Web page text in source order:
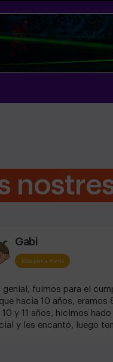
Gabi
Jocs per a nens
genial, fuimos para el
hacia 10 años, eramos
10 y 11 años, hicimos
y les encantó, luego